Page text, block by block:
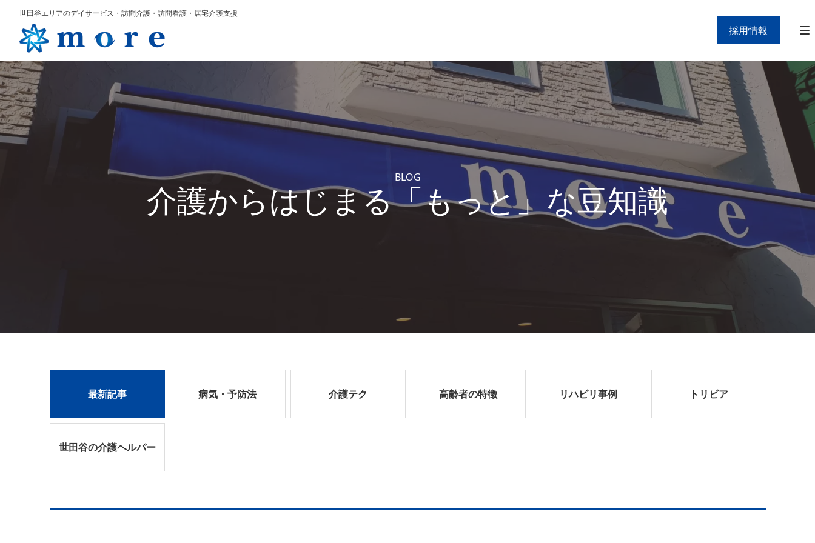
世田谷エリアのデイサービス・訪問介護・訪問看護・居宅介護支援
採用情報
BLOG
介護からはじまる「もっと」な豆知識
最新記事 病気・予防法 介護テク 高齢者の特徴 リハビリ事例 トリビア
世田谷の介護ヘルパー